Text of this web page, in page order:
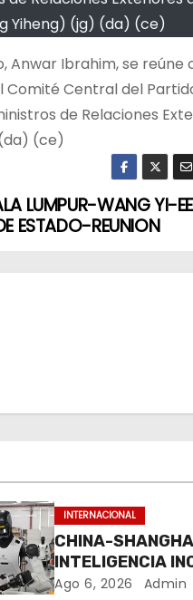
Yiheng) (jg) (da) (ce)
Anwar Ibrahim, se
Comité Central del
de Relaciones
(ce)
LUMPUR-WANG YI-
ESTADO-REUNION
INTERNACIONAL
CHINA-
INTELIGENCIA
ENTRENAMIENTO
Ago 6, 2026 Admin